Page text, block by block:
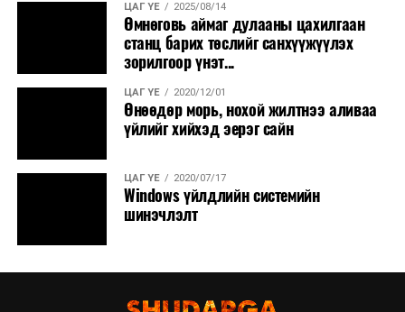
ЦАГ ҮЕ 2025/08/14
Өмнөговь аймаг дулааны цахилгаан
станц барих төслийг санхүүжүүлэх
зорилгоор үнэт...
ЦАГ ҮЕ 2020/12/01
Өнөөдөр морь, нохой жилтнээ аливаа
үйлийг хийхэд эерэг сайн
ЦАГ ҮЕ 2020/07/17
Windows үйлдлийн системийн
шинэчлэлт